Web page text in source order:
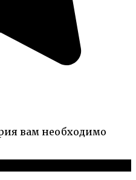
вам необходимо